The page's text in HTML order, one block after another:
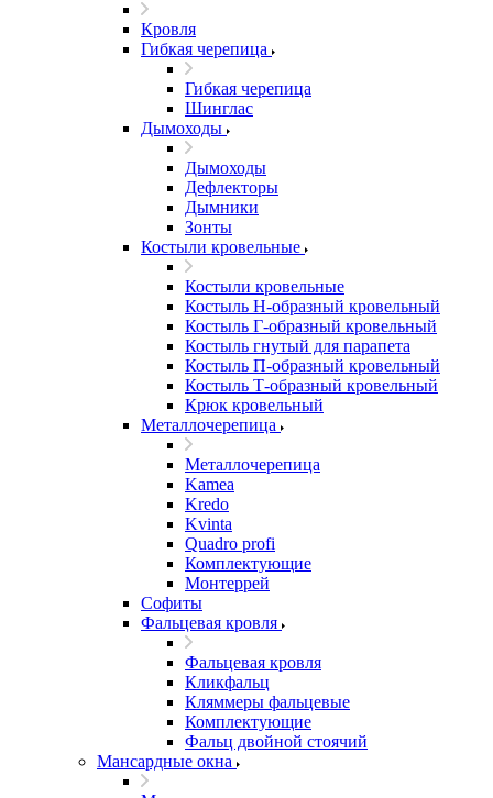
Кровля
Гибкая черепица
Гибкая черепица
Шинглас
Дымоходы
Дымоходы
Дефлекторы
Дымники
Зонты
Костыли кровельные
Костыли кровельные
Костыль H-образный кровельный
Костыль Г-образный кровельный
Костыль гнутый для парапета
Костыль П-образный кровельный
Костыль Т-образный кровельный
Крюк кровельный
Металлочерепица
Металлочерепица
Kamea
Kredo
Kvinta
Quadro profi
Комплектующие
Монтеррей
Софиты
Фальцевая кровля
Фальцевая кровля
Кликфальц
Кляммеры фальцевые
Комплектующие
Фальц двойной стоячий
Мансардные окна